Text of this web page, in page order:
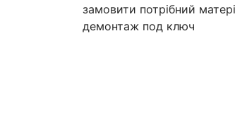
замовити потрібний
демонтаж под ключ